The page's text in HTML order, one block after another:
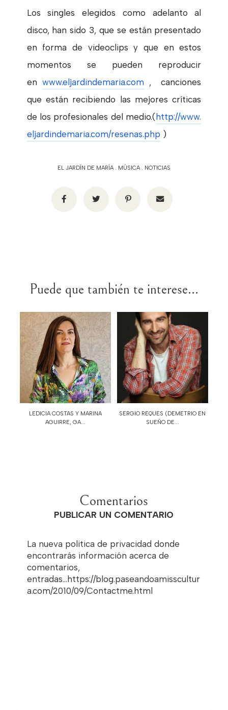
Los singles elegidos como adelanto al
disco, han sido 3, que se están presentado
en forma de videoclips y que en estos
momentos se pueden reproducir
en www.eljardindemaria.com , canciones
que están recibiendo las mejores críticas
de los profesionales del medio.(http://www.
eljardindemaria.com/resenas.php )
EL JARDÍN DE MARÍA. MÚSICA. NOTICIAS
Puede que también te interese...
LEDICIA COSTAS Y MARINA
AGUIRRE, GA...
SERGIO REQUES (DEMETRIO EN
SUEÑO DE...
Comentarios
PUBLICAR UN COMENTARIO
La nueva politica de privacidad donde
encontrarás información acerca de
comentarios,
entradas...https://blog.paseandoamisscultur
a.com/2010/09/Contactme.html